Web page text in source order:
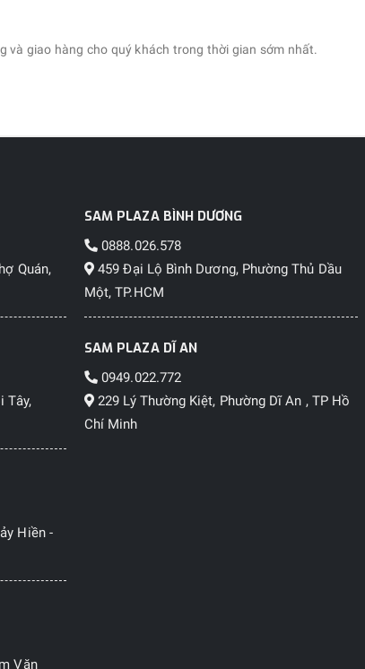
và giao hàng cho quý khách trong thời gian sớm nhất.
Quán,
Tây,
Hiền -
Văn
SAM PLAZA BÌNH DƯƠNG
0888.026.578
459 Đại Lộ Bình Dương, Phường Thủ Dầu
Một, TP.HCM
SAM PLAZA DĨ AN
0949.022.772
229 Lý Thường Kiệt, Phường Dĩ An , TP Hồ
Chí Minh